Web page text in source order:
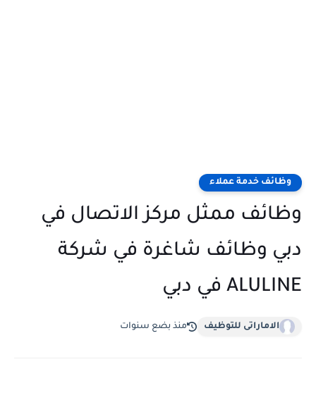
وظائف خدمة عملاء
وظائف ممثل مركز الاتصال في
دبي وظائف شاغرة في شركة
ALULINE في دبي
الاماراتى للتوظيف منذ بضع سنوات